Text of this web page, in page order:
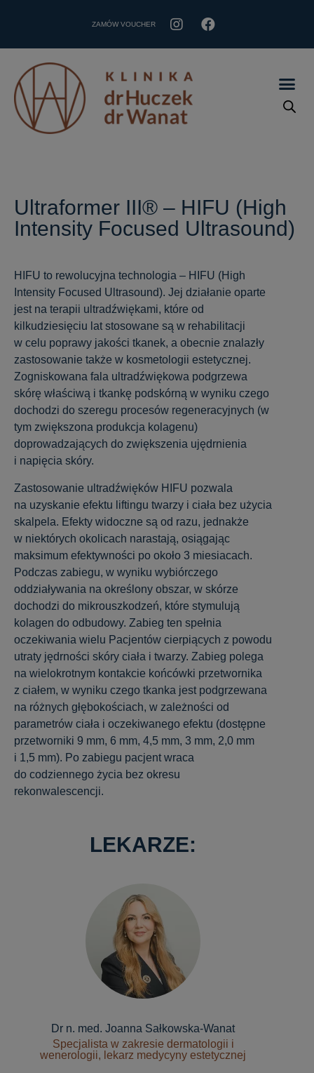
ZAMÓW VOUCHER
Ultraformer III® – HIFU (High
Intensity Focused Ultrasound)
HIFU to rewolucyjna technologia – HIFU (High
Intensity Focused Ultrasound). Jej działanie oparte
jest na terapii ultradźwiękami, które od
kilkudziesięciu lat stosowane są w rehabilitacji
w celu poprawy jakości tkanek, a obecnie znalazły
zastosowanie także w kosmetologii estetycznej.
Zogniskowana fala ultradźwiękowa podgrzewa
skórę właściwą i tkankę podskórną w wyniku czego
dochodzi do szeregu procesów regeneracyjnych (w
tym zwiększona produkcja kolagenu)
doprowadzających do zwiększenia ujędrnienia
i napięcia skóry.
Zastosowanie ultradźwięków HIFU pozwala
na uzyskanie efektu liftingu twarzy i ciała bez użycia
skalpela. Efekty widoczne są od razu, jednakże
w niektórych okolicach narastają, osiągając
maksimum efektywności po około 3 miesiacach.
Podczas zabiegu, w wyniku wybiórczego
oddziaływania na określony obszar, w skórze
dochodzi do mikrouszkodzeń, które stymulują
kolagen do odbudowy. Zabieg ten spełnia
oczekiwania wielu Pacjentów cierpiących z powodu
utraty jędrności skóry ciała i twarzy. Zabieg polega
na wielokrotnym kontakcie końcówki przetwornika
z ciałem, w wyniku czego tkanka jest podgrzewana
na różnych głębokościach, w zależności od
parametrów ciała i oczekiwanego efektu (dostępne
przetworniki 9 mm, 6 mm, 4,5 mm, 3 mm, 2,0 mm
i 1,5 mm). Po zabiegu pacjent wraca
do codziennego życia bez okresu
rekonwalescencji.
LEKARZE:
Dr n. med. Joanna Sałkowska-Wanat
Specjalista w zakresie dermatologii i
wenerologii, lekarz medycyny estetycznej